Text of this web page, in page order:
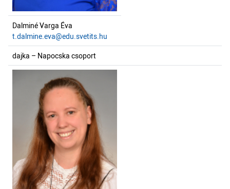
Dalminé Varga Éva
t.dalmine.eva@edu.svetits.hu
dajka – Napocska csoport